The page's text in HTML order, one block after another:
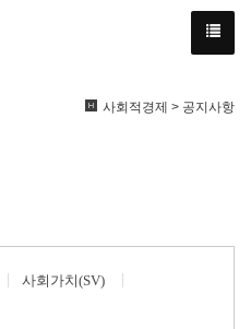
사회적경제 > 공지사항
사회가치(SV)